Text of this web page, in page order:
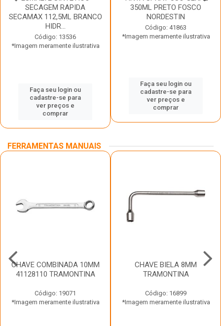
SECAGEM RAPIDA
SECAMAX 112,5ML BRANCO
HIDR...
Código: 13536
*Imagem meramente ilustrativa
Faça seu login ou
cadastre-se para
ver preços e
comprar
350ML PRETO FOSCO
NORDESTIN
Código: 41863
*Imagem meramente ilustrativa
Faça seu login ou
cadastre-se para
ver preços e
comprar
FERRAMENTAS MANUAIS
CHAVE COMBINADA 10MM
41128110 TRAMONTINA
Código: 19071
*Imagem meramente ilustrativa
CHAVE BIELA 8MM
TRAMONTINA
Código: 16899
*Imagem meramente ilustrativa